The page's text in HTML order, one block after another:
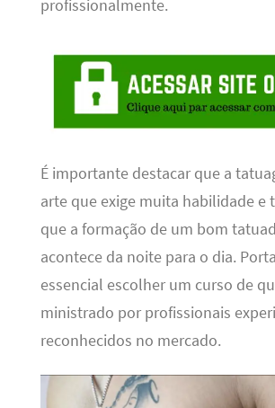
profissionalmente.
É importante destacar que a
arte que exige muita habilidade e
que a formação de um bom
acontece da noite para o dia.
essencial escolher um curso de
ministrado por profissionais
reconhecidos no mercado.